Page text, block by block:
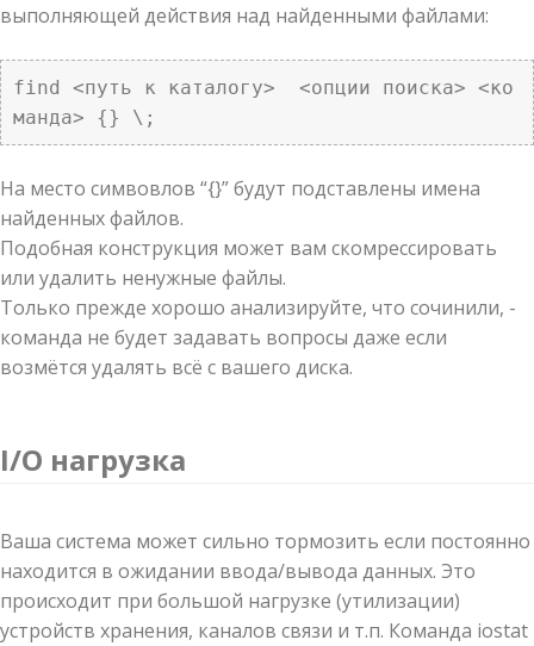
выполняющей действия над найденными файлами:
find <путь к каталогу>  <опции поиска> <ко
манда> {} \;
На место симвовлов “{}” будут подставлены имена
найденных файлов.
Подобная конструкция может вам скомрессировать
или удалить ненужные файлы.
Только прежде хорошо анализируйте, что сочинили, -
команда не будет задавать вопросы даже если
возмётся удалять всё с вашего диска.
I/O нагрузка
Ваша система может сильно тормозить если постоянно
находится в ожидании ввода/вывода данных. Это
происходит при большой нагрузке (утилизации)
устройств хранения, каналов связи и т.п. Команда iostat